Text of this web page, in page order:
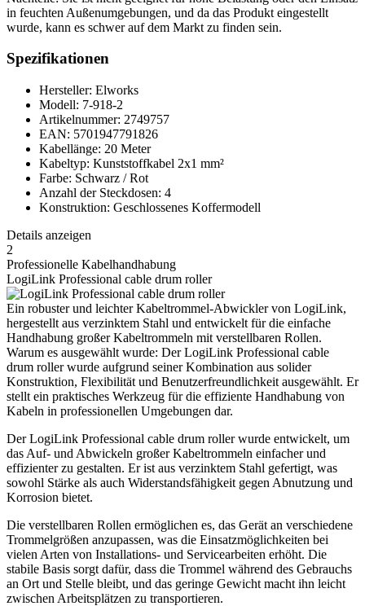
in feuchten Außenumgebungen, und da das Produkt eingestellt
wurde, kann es schwer auf dem Markt zu finden sein.
Spezifikationen
Hersteller: Elworks
Modell: 7-918-2
Artikelnummer: 2749757
EAN: 5701947791826
Kabellänge: 20 Meter
Kabeltyp: Kunststoffkabel 2x1 mm²
Farbe: Schwarz / Rot
Anzahl der Steckdosen: 4
Konstruktion: Geschlossenes Koffermodell
Details anzeigen
2
Professionelle Kabelhandhabung
LogiLink Professional cable drum roller
Ein robuster und leichter Kabeltrommel-Abwickler von LogiLink,
hergestellt aus verzinktem Stahl und entwickelt für die einfache
Handhabung großer Kabeltrommeln mit verstellbaren Rollen.
Warum es ausgewählt wurde: Der LogiLink Professional cable
drum roller wurde aufgrund seiner Kombination aus solider
Konstruktion, Flexibilität und Benutzerfreundlichkeit ausgewählt. Er
stellt ein praktisches Werkzeug für die effiziente Handhabung von
Kabeln in professionellen Umgebungen dar.
Der LogiLink Professional cable drum roller wurde entwickelt, um
das Auf- und Abwickeln großer Kabeltrommeln einfacher und
effizienter zu gestalten. Er ist aus verzinktem Stahl gefertigt, was
sowohl Stärke als auch Widerstandsfähigkeit gegen Abnutzung und
Korrosion bietet.
Die verstellbaren Rollen ermöglichen es, das Gerät an verschiedene
Trommelgrößen anzupassen, was die Einsatzmöglichkeiten bei
vielen Arten von Installations- und Servicearbeiten erhöht. Die
stabile Basis sorgt dafür, dass die Trommel während des Gebrauchs
an Ort und Stelle bleibt, und das geringe Gewicht macht ihn leicht
zwischen Arbeitsplätzen zu transportieren.